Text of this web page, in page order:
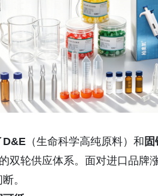
D&E （生命科学高纯原料）和 固
双轮供应体系。面对进口品牌
。